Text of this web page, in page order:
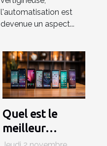
l'automatisation est
devenue un aspect...
Quel est le
meilleur
smartphone en